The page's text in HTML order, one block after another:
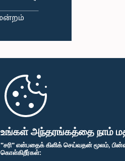
உங்கள் அந்தரங்கத்தை நாம்
"சரி" என்பதைக் கிளிக் செய்வதன் மூலம்,
கொள்கிறீர்கள்: